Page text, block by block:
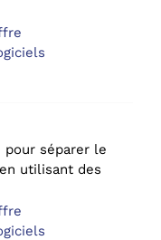
pour séparer le
utilisant des